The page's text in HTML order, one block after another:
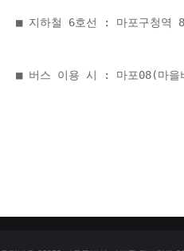
■ 지하철 6호선 : 마포구청역
■ 버스 이용 시 : 마포08(마